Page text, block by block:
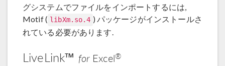
グシステムでファイルをインポートするには,
Motif ( libXm.so.4 ) パッケージがインストールさ
れている必要があります.
LiveLink™ forExcel®